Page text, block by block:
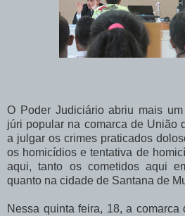
O Poder Judiciário abriu mais
júri popular na comarca de União
a julgar os crimes praticados
os homicídios e tentativa de
aqui, tanto os cometidos aqui
quanto na cidade de Santana de
Nessa quinta feira, 18, a comarca